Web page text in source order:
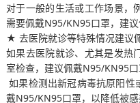
对于一般的生活或工作场景，
需要佩戴N95/KN95口罩，建议
★ 去医院就诊等特殊情况建议
如果去医院就诊、尤其是发热
室检查，建议佩戴N95/KN95口
如果检测出新冠病毒抗原阳性或核酸阳性，建议本人及同住的家人佩
戴N95/KN95口罩，以降低被感